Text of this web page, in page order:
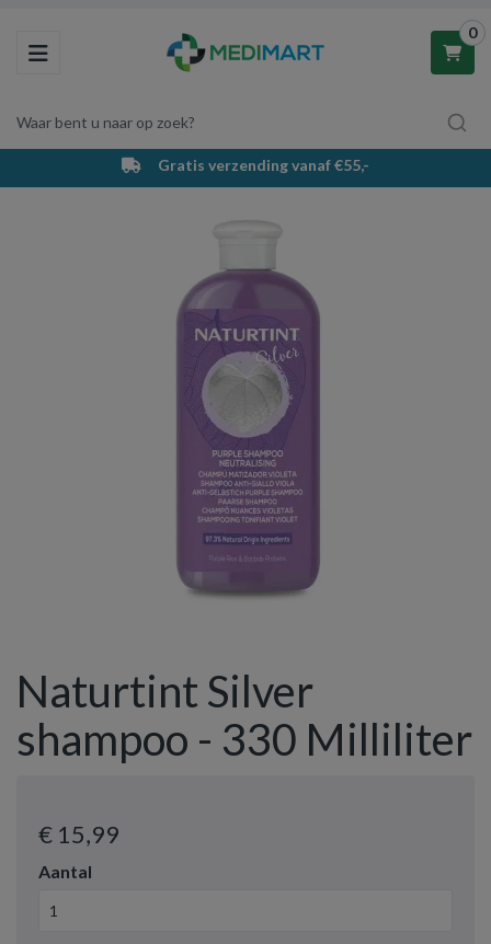
Toggle navigation
Waar bent u naar op zoek?
0
Winkelwagen
Uw winkelwagen is leeg.
Vul hem met producten.
Gratis verzending vanaf €55,-
Naturtint Silver
shampoo - 330 Milliliter
€ 15,99
Aantal